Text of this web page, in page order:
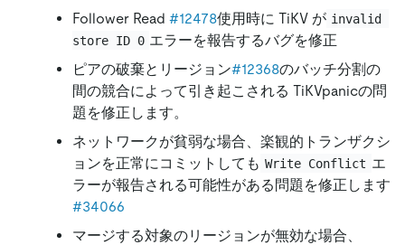
Follower Read #12478使用時に TiKV が invalid
store ID 0 エラーを報告するバグを修正
ピアの破棄とリージョン#12368のバッチ分割の
間の競合によって引き起こされる TiKVpanicの問
題を修正します。
ネットワークが貧弱な場合、楽観的トランザクシ
ョンを正常にコミットしても Write Conflict エ
ラーが報告される可能性がある問題を修正します
#34066
マージする対象のリージョンが無効な場合、